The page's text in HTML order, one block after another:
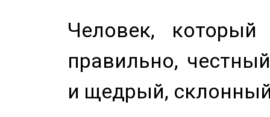
Человек,
правильно,
и щедрый,